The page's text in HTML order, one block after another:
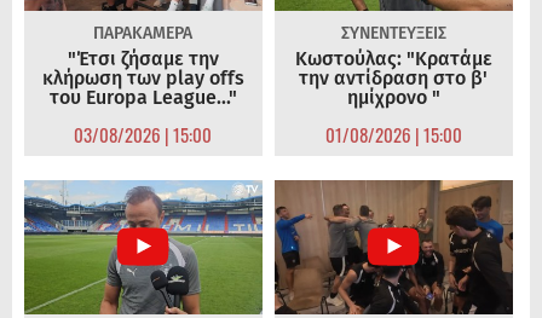
ΠΑΡΑΚΑΜΕΡΑ
"Έτσι ζήσαμε την
κλήρωση των play offs
του Europa League..."
03/08/2026 | 15:00
ΣΥΝΕΝΤΕΥΞΕΙΣ
Κωστούλας: "Κρατάμε
την αντίδραση στο β'
ημίχρονο "
01/08/2026 | 15:00